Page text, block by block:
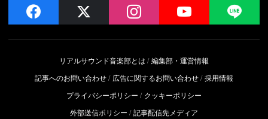
facebook instagram YouTube
リアルサウンド音楽部とは
編集部・運営情報
記事へのお問い合わせ
広告に関するお問い合わせ 採用情報
プライバシーポリシー
クッキーポリシー
外部送信ポリシー
記事配信先メディア